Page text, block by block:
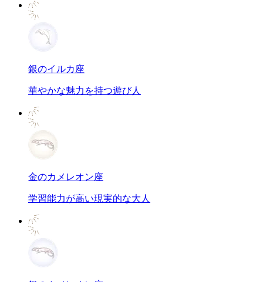
銀のイルカ座
華やかな魅力を持つ遊び人
金のカメレオン座
学習能力が高い現実的な大人